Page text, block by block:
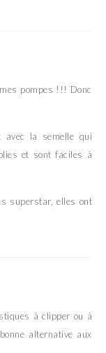
pompes !!! Donc
avec la semelle qui
et sont faciles à
superstar, elles ont
à clipper ou à
alternative aux